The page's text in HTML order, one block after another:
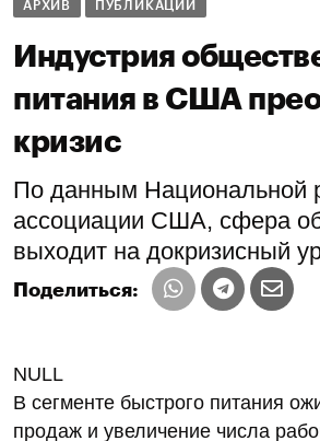
АРХИВ ПУБЛИКАЦИИ
Индустрия
питания в США
кризис
По данным Национальной
ассоциации США, сфера
выходит на докризисный
Поделиться:
NULL
В сегменте быстрого питания
продаж и увеличение числа